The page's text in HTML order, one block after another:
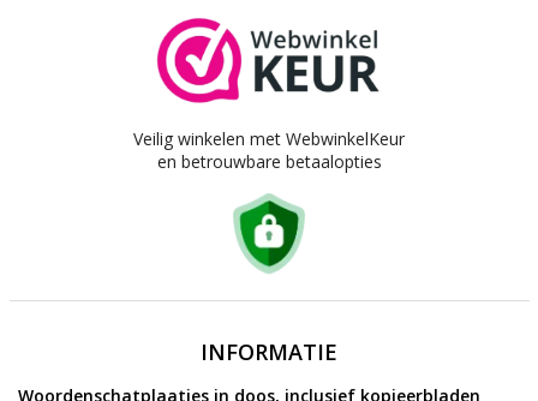
Veilig winkelen met WebwinkelKeur
en betrouwbare betaalopties
INFORMATIE
Woordenschatplaatjes in doos, inclusief kopieerbladen